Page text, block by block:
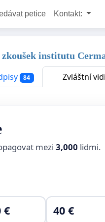
petice Kontakt:
institutu
84 Zvláštní
mezi 3,000 lidmi.
€ 40 €